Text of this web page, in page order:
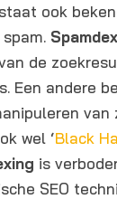
staat ook
de
Een andere
van
wel ‘Black
is
SEO